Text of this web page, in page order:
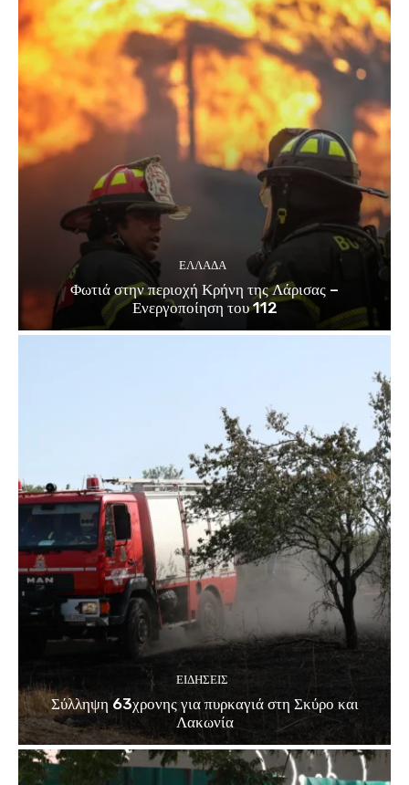
ΕΛΛΑΔΑ
Φωτιά στην περιοχή Κρήνη της Λάρισας –
Ενεργοποίηση του 112
ΕΙΔΗΣΕΙΣ
Σύλληψη 63χρονης για πυρκαγιά στη Σκύρο και
Λακωνία